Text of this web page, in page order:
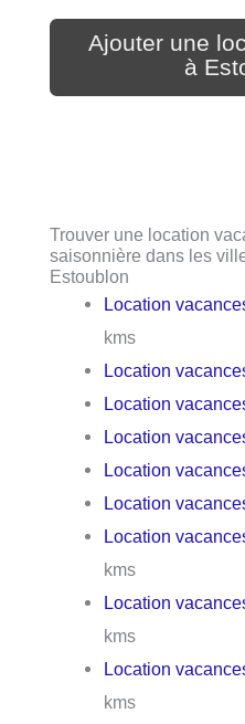
Ajouter une
à
Trouver une location
saisonnière dans les
Estoublon
Location
kms
Location
Location
Location
Location
Location
Location
kms
Location
kms
Location
kms